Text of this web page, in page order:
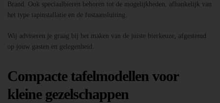
Brand. Ook speciaalbieren behoren tot de mogelijkheden, afhankelijk van
het type tapinstallatie en de fustaansluiting.
Wij adviseren je graag bij het maken van de juiste bierkeuze, afgestemd
op jouw gasten en gelegenheid.
Compacte tafelmodellen voor
kleine gezelschappen